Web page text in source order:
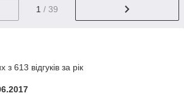
1 / 39
613 відгуків за рік